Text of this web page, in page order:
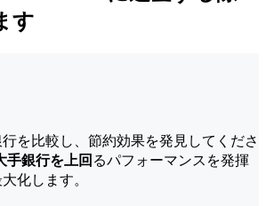
す
を比較し、節約効果を発見してくださ
手銀行を上回るパフォーマンスを発揮
化します。